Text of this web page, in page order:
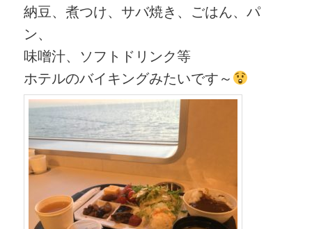
納豆、煮つけ、サバ焼き、ごはん、パ
ン、
味噌汁、ソフトドリンク等
ホテルのバイキングみたいです～